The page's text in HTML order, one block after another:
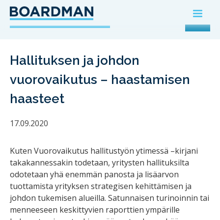
Hallituksen ja johdon
vuorovaikutus – haastamisen
haasteet
17.09.2020
Kuten Vuorovaikutus hallitustyön ytimessä –kirjani
takakannessakin todetaan, yritysten hallituksilta
odotetaan yhä enemmän panosta ja lisäarvon
tuottamista yrityksen strategisen kehittämisen ja
johdon tukemisen alueilla. Satunnaisen turinoinnin tai
menneeseen keskittyvien raporttien ympärille